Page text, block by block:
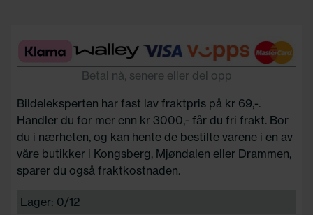
Betal nå, senere eller del opp
Bildeleksperten har fast lav fraktpris på kr 69,-.
Handler du for mer enn kr 3000,- får du fri frakt. Bor
du i nærheten, og kan hente de bestilte varene i en av
våre butikker i Kongsberg, Mjøndalen eller Drammen,
sparer du også fraktkostnaden.
Lager: 0/12